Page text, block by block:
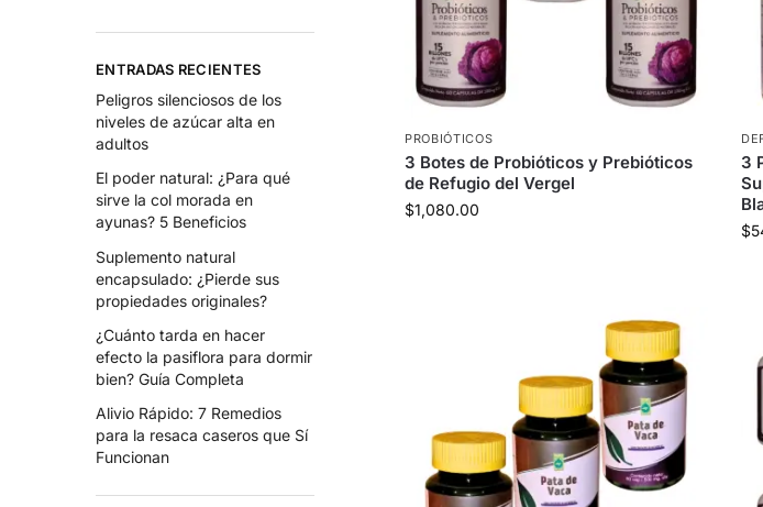
PROBIÓTICOS
3 Botes de Probióticos y Prebióticos
de Refugio del Vergel
$1,080.00
3
$
ENTRADAS RECIENTES
Peligros silenciosos de los
niveles de azúcar alta en
adultos
El poder natural: ¿Para qué
sirve la col morada en
ayunas? 5 Beneficios
Suplemento natural
encapsulado: ¿Pierde sus
propiedades originales?
¿Cuánto tarda en hacer
efecto la pasiflora para dormir
bien? Guía Completa
Alivio Rápido: 7 Remedios
para la resaca caseros que Sí
Funcionan